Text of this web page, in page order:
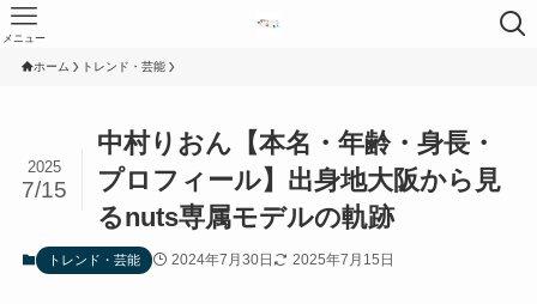
メニュー
ホーム トレンド・芸能
中村りおん【本名・年齢・身長・
プロフィール】出身地大阪から見
るnuts専属モデルの軌跡
2025
7/15
トレンド・芸能 2024年7月30日 2025年7月15日